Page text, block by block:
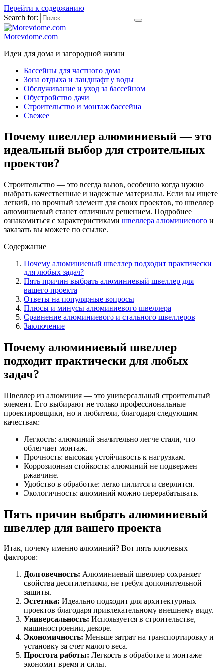
Перейти к содержанию
Search for:
Morevdome.com
Идеи для дома и загородной жизни
Бассейны для частного дома
Зона отдыха и ландшафт у воды
Обслуживание и уход за бассейном
Обустройство дачи
Строительство и монтаж бассейна
Свежее
Почему швеллер алюминиевый — это
идеальный выбор для строительных
проектов?
Строительство — это всегда вызов, особенно когда нужно
выбрать качественные и надежные материалы. Если вы ищете
легкий, но прочный элемент для своих проектов, то швеллер
алюминиевый станет отличным решением. Подробнее
ознакомиться с характеристиками швеллера алюминиевого и
заказать вы можете по ссылке.
Содержание
Почему алюминиевый швеллер подходит практически
для любых задач?
Пять причин выбрать алюминиевый швеллер для
вашего проекта
Ответы на популярные вопросы
Плюсы и минусы алюминиевого швеллера
Сравнение алюминиевого и стального швеллеров
Заключение
Почему алюминиевый швеллер
подходит практически для любых
задач?
Швеллер из алюминия — это универсальный строительный
элемент. Его выбирают не только профессиональные
проектировщики, но и любители, благодаря следующим
качествам:
Легкость: алюминий значительно легче стали, что
облегчает монтаж.
Прочность: высокая устойчивость к нагрузкам.
Коррозионная стойкость: алюминий не подвержен
ржавчине.
Удобство в обработке: легко пилится и сверлится.
Экологичность: алюминий можно перерабатывать.
Пять причин выбрать алюминиевый
швеллер для вашего проекта
Итак, почему именно алюминий? Вот пять ключевых
факторов:
Долговечность: Алюминиевый швеллер сохраняет
свойства десятилетиями, не требуя дополнительной
защиты.
Эстетика: Идеально подходит для архитектурных
проектов благодаря привлекательному внешнему виду.
Универсальность: Используется в строительстве,
машиностроении, декоре.
Экономичность: Меньше затрат на транспортировку и
установку за счет малого веса.
Простота работы: Легкость в обработке и монтаже
экономит время и силы.